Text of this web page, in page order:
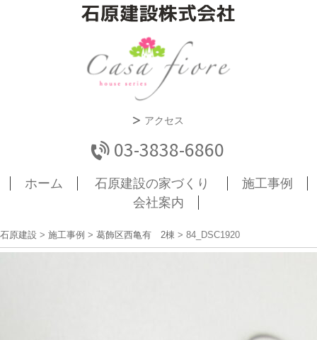
アクセス
03-3838-6860
ホーム 石原建設の家づくり
施工事例
会社案内
石原建設 > 施工事例 > 葛飾区西亀有 2棟 > 84_DSC1920